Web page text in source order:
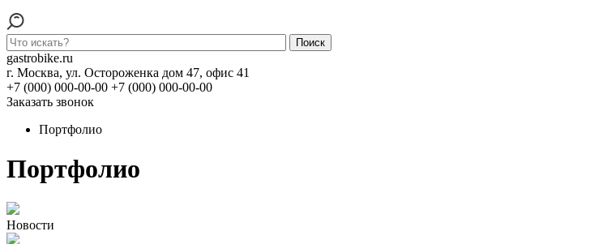
Поиск
gastrobike.ru
г. Москва, ул. Остороженка дом 47, офис 41
+7 (000) 000-00-00 +7 (000) 000-00-00
Заказать звонок
Портфолио
Портфолио
Новости